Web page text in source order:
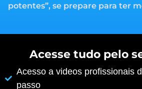
potentes”, se prepare para ter
Acesse tudo pelo
Acesso a videos profissionais
passo